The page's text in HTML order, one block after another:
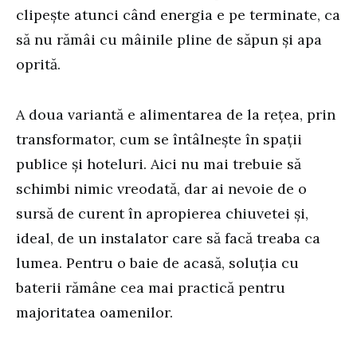
clipește atunci când energia e pe terminate, ca
să nu rămâi cu mâinile pline de săpun și apa
oprită.
A doua variantă e alimentarea de la rețea, prin
transformator, cum se întâlnește în spații
publice și hoteluri. Aici nu mai trebuie să
schimbi nimic vreodată, dar ai nevoie de o
sursă de curent în apropierea chiuvetei și,
ideal, de un instalator care să facă treaba ca
lumea. Pentru o baie de acasă, soluția cu
baterii rămâne cea mai practică pentru
majoritatea oamenilor.